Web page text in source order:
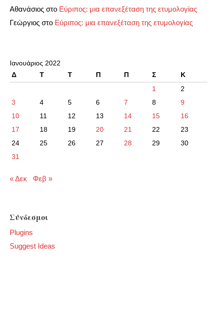
Αθανάσιος στο Εύριπος: μια επανεξέταση της ετυμολογίας
Γεώργιος στο Εύριπος: μια επανεξέταση της ετυμολογίας
Ιανουάριος 2022
Δ
Τ Τ Π Π Σ
Κ
1
2
3
4 5 6 7 8
9
10
11 12 13 14 15
16
17
18 19 20 21 22
23
24
25 26 27 28 29
30
31
« Δεκ Φεβ »
Σύνδεσμοι
Plugins
Suggest Ideas